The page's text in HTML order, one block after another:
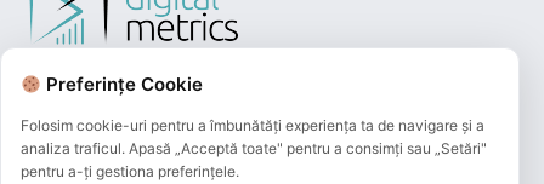
Preferințe Cookie
Folosim cookie-uri pentru a îmbunătăți experiența ta de navigare și a
analiza traficul. Apasă „Acceptă toate" pentru a consimți sau „Setări"
pentru a-ți gestiona preferințele.